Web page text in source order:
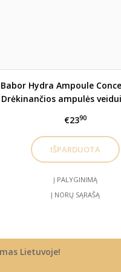
Babor Hydra Ampoule
Drėkinančios ampulės
€2390
Į PALYGINIMĄ
Į NORŲ SĄRAŠĄ
Lietuvoje!